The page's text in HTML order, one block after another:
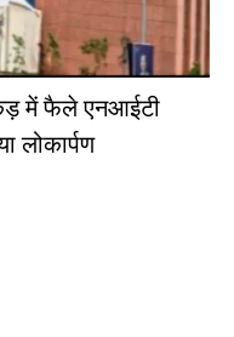
में फैले एनआईटी
लोकार्पण